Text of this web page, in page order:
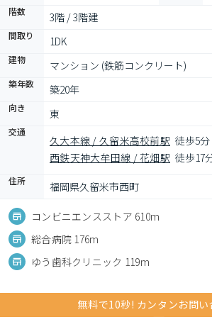
階数 3階 / 3階建
間取り 1DK
建物 マンション (鉄筋コンクリート)
築年数 築20年
向き 東
交通
久大本線 / 久留米高校前駅 徒歩5分
西鉄天神大牟田線 / 花畑駅 徒歩17
住所 福岡県久留米市西町
コンビニエンスストア 610m
総合病院 176m
ゆう歯科クリニック 119m
無料で10秒! カンタンお問い